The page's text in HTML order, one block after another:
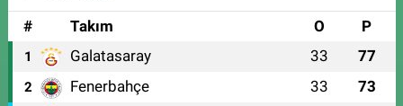
#
Takım O P
1 Galatasaray 33 77
2 Fenerbahçe 33 73